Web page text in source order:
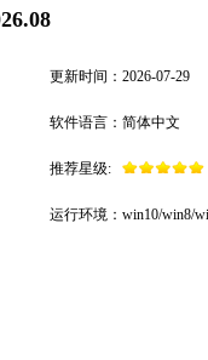
更新时间：2026-07-29
软件语言：简体中文
推荐星级:
运行环境：win10/win8/